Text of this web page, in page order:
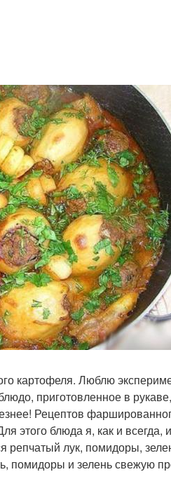
картофеля. Люблю
приготовленное в
Рецептов
этого блюда я, как и
лук, помидоры,
помидоры и зелень свежую